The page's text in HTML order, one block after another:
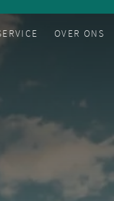
OVER ONS